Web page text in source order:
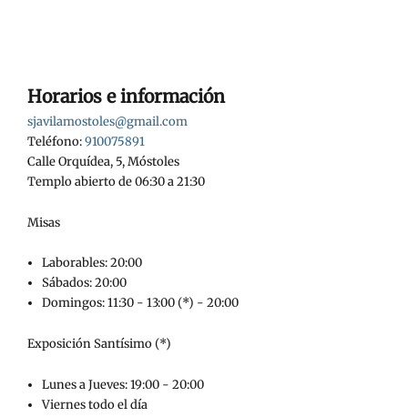
Horarios e información
sjavilamostoles@gmail.com
Teléfono:910075891
Calle Orquídea, 5, Móstoles
Templo abierto de 06:30 a 21:30
Misas
Laborables: 20:00
Sábados: 20:00
Domingos: 11:30 - 13:00 (*) - 20:00
Exposición Santísimo (*)
Lunes a Jueves: 19:00 - 20:00
Viernes todo el día